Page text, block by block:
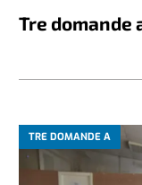
Tre domande
TRE DOMANDE A